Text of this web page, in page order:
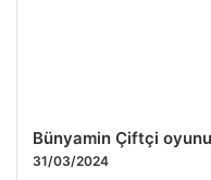
Bünyamin Çiftçi
31/03/2024